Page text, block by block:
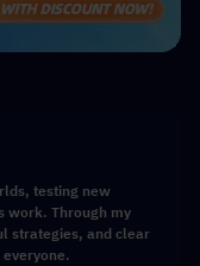
testing new
work. Through my
strategies, and clear